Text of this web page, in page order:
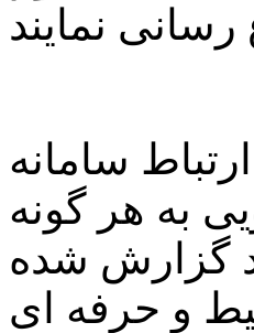
سامانه
به هر گونه
گزارش شده
و حرفه ای